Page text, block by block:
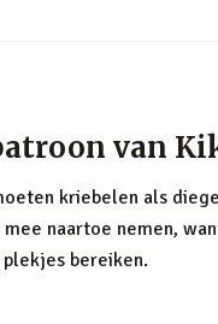
van
kriebelen als
naartoe nemen,
bereiken.